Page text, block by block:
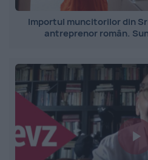
Importul muncitorilor din
antreprenor român.